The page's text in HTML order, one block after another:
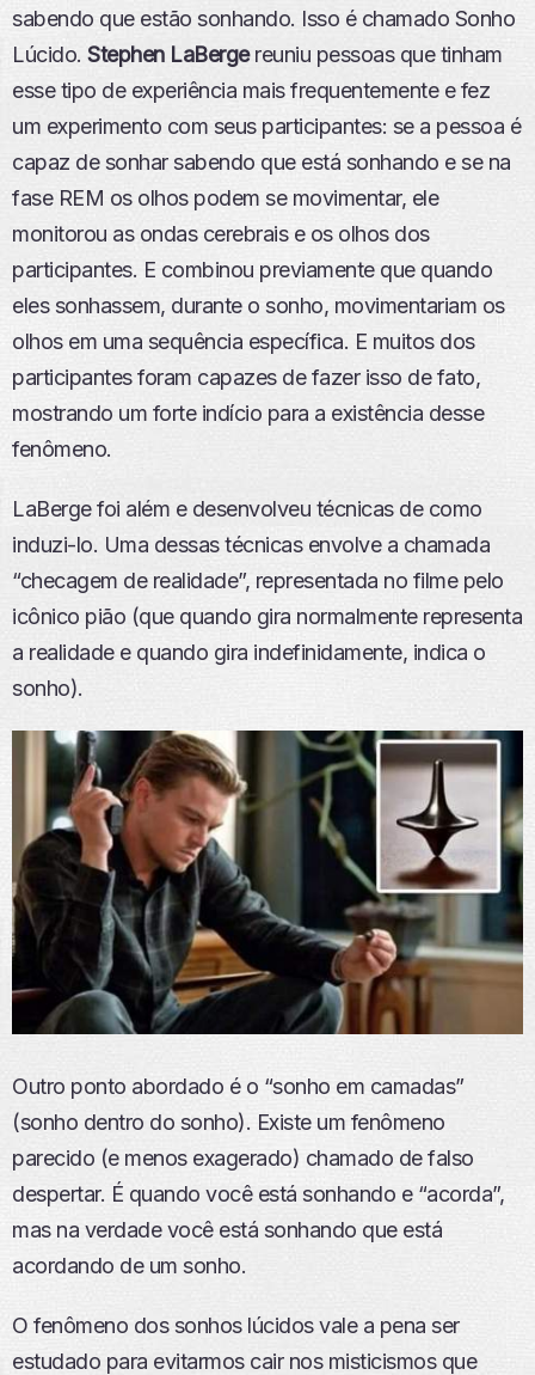
sabendo que estão sonhando. Isso é chamado Sonho
Lúcido. Stephen LaBergereuniu pessoas que tinham
esse tipo de experiência mais frequentemente e fez
um experimento com seus participantes: se a pessoa é
capaz de sonhar sabendo que está sonhando e se na
fase REM os olhos podem se movimentar, ele
monitorou as ondas cerebrais e os olhos dos
participantes. E combinou previamente que quando
eles sonhassem, durante o sonho, movimentariam os
olhos em uma sequência específica. E muitos dos
participantes foram capazes de fazer isso de fato,
mostrando um forte indício para a existência desse
fenômeno.
LaBerge foi além e desenvolveu técnicas de como
induzi-lo. Uma dessas técnicas envolve a chamada
“checagem de realidade”, representada no filme pelo
icônico pião (que quando gira normalmente representa
a realidade e quando gira indefinidamente, indica o
sonho).
Outro ponto abordado é o “sonho em camadas”
(sonho dentro do sonho). Existe um fenômeno
parecido (e menos exagerado) chamado de falso
despertar. É quando você está sonhando e “acorda”,
mas na verdade você está sonhando que está
acordando de um sonho.
O fenômeno dos sonhos lúcidos vale a pena ser
estudado para evitarmos cair nos misticismos que